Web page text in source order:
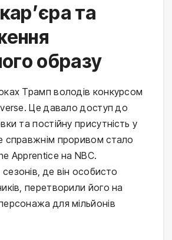
та
образу
Трамп володів конкурсом
Це давало доступ до
та постійну присутність у
справжнім проривом стало
Apprentice на NBC.
де він особисто
перетворили його на
для мільйонів